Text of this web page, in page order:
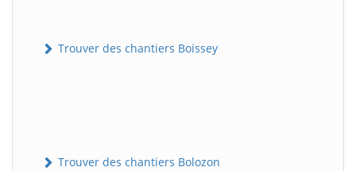
Trouver des chantiers Boissey
Trouver des chantiers Bolozon